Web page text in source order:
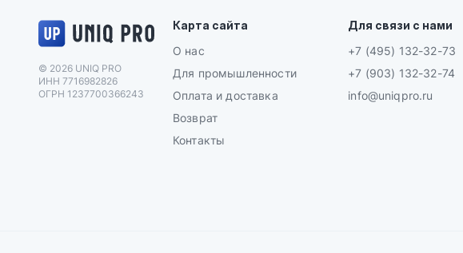
Логотип UNIQ PRO
© 2026 UNIQ PRO
ИНН 7716982826
ОГРН 1237700366243
Карта сайта
О нас
Для промышленности
Оплата и доставка
Возврат
Контакты
Для связи с нами
+7 (495) 132-32-73
+7 (903) 132-32-74
info@uniqpro.ru